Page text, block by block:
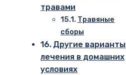
травами
Травяные
сборы
Другие варианты
лечения в домашних
условиях